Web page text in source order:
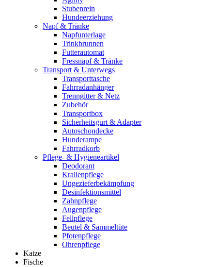
Stubenrein
Hundeerziehung
Napf & Tränke
Napfunterlage
Trinkbrunnen
Futterautomat
Fressnapf & Tränke
Transport & Unterwegs
Transporttasche
Fahrradanhänger
Trenngitter & Netz
Zubehör
Transportbox
Sicherheitsgurt & Adapter
Autoschondecke
Hunderampe
Fahrradkorb
Pflege- & Hygieneartikel
Deodorant
Krallenpflege
Ungezieferbekämpfung
Desinfektionsmittel
Zahnpflege
Augenpflege
Fellpflege
Beutel & Sammeltüte
Pfotenpflege
Ohrenpflege
Katze
Fische